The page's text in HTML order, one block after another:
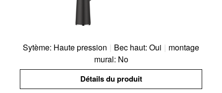
Sytème: Haute pression | Bec haut: Oui | montage
mural: No
Détails du produit